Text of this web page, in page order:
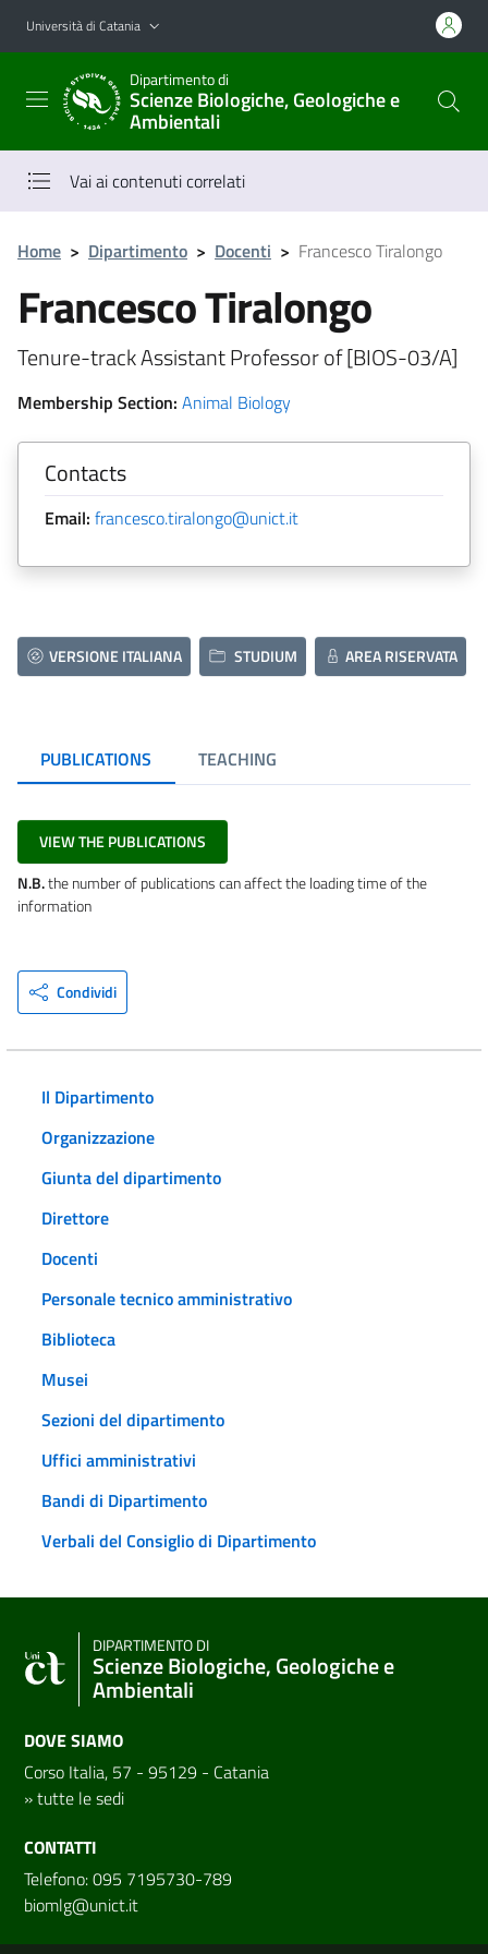
Vai al contenuto principale
Vai al menu di navigazione
Università di Catania
Dipartimento di
Scienze Biologiche, Geologiche e
Ambientali
Vai ai contenuti correlati
Home > Dipartimento > Docenti > Francesco Tiralongo
Francesco Tiralongo
Tenure-track Assistant Professor of [BIOS-03/A]
Membership Section: Animal Biology
Contacts
Email: francesco.tiralongo@unict.it
VERSIONE ITALIANA STUDIUM AREA RISERVATA
PUBLICATIONS TEACHING
VIEW THE PUBLICATIONS
N.B.the number of publications can affect the loading time of the
information
Condividi
Il Dipartimento
Organizzazione
Giunta del dipartimento
Direttore
Docenti
Personale tecnico amministrativo
Biblioteca
Musei
Sezioni del dipartimento
Uffici amministrativi
Bandi di Dipartimento
Verbali del Consiglio di Dipartimento
DIPARTIMENTO DI
Scienze Biologiche, Geologiche e
Ambientali
DOVE SIAMO
Corso Italia, 57 - 95129 - Catania
»tutte le sedi
CONTATTI
Telefono: 095 7195730-789
biomlg@unict.it